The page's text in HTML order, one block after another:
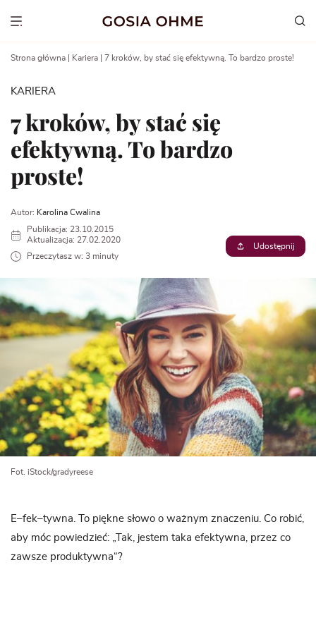
Show menu
Strona główna Kariera 7 kroków, by stać się efektywną. To bardzo proste!
KARIERA
7 kroków, by stać się
efektywną. To bardzo
proste!
Autor: Karolina Cwalina
Publikacja: 23.10.2015
Aktualizacja: 27.02.2020
Przeczytasz w: 3 minuty
Udostępnij
Fot. iStock/gradyreese
E–fek–tywna. To piękne słowo o ważnym znaczeniu. Co robić,
aby móc powiedzieć: „Tak, jestem taka efektywna, przez co
zawsze produktywna“?